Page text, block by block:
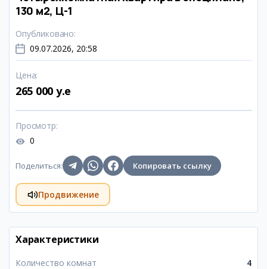
130 м2, Ц-1
Опубликовано:
09.07.2026, 20:58
Цена:
265 000 y.e
Просмотр:
0
Поделиться: Копировать ссылку
Продвижение
Характеристики
Количество комнат 4